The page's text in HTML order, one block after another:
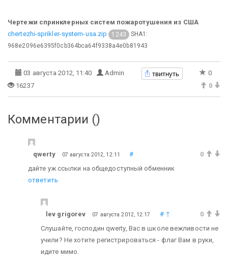
Чертежи спринклерных систем пожаротушения из США
chertezhi-sprikler-system-usa.zip
1243
SHA1:
968e2096e6395f0cb364bca64f9338a4e0b81943
03 августа 2012, 11:40 Admin твитнуть
0
16237
0
Комментарии ()
qwerty 07 августа 2012, 12:11 #
0
дайте уж ссылки на общедоступный обменник
ответить
lev grigorev 07 августа 2012, 12:17 # ↑
0
Слушайте, господин qwerty, Вас в школе вежливости не
учили? Не хотите регистрироваться - флаг Вам в руки,
идите мимо.